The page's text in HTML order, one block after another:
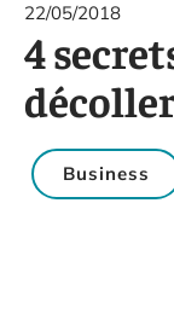
22/05/2018
4
Business